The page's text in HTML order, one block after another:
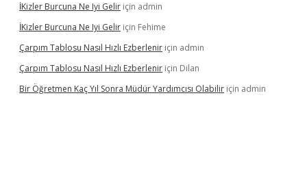
İKizler Burcuna Ne Iyi Gelir için admin
İKizler Burcuna Ne Iyi Gelir için Fehime
Çarpım Tablosu Nasıl Hızlı Ezberlenir için admin
Çarpım Tablosu Nasıl Hızlı Ezberlenir için Dilan
Bir Öğretmen Kaç Yıl Sonra Müdür Yardımcısı Olabilir için admin